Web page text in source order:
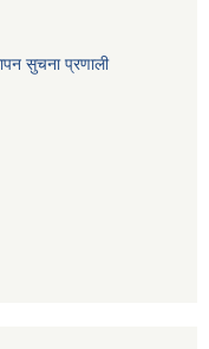
सुचना प्रणाली